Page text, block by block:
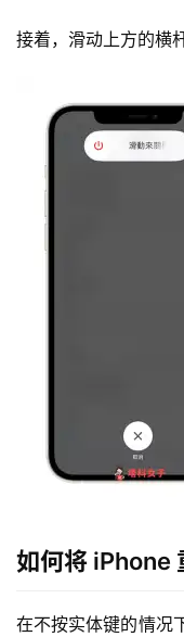
接着，滑动上方的横
如何将 iPhone
在不按实体键的情况